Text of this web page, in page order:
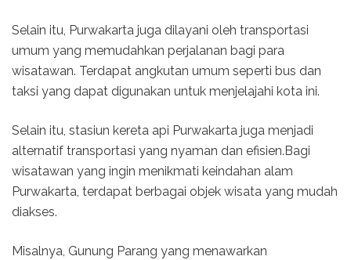
Selain itu, Purwakarta juga dilayani oleh transportasi
umum yang memudahkan perjalanan bagi para
wisatawan. Terdapat angkutan umum seperti bus dan
taksi yang dapat digunakan untuk menjelajahi kota ini.
Selain itu, stasiun kereta api Purwakarta juga menjadi
alternatif transportasi yang nyaman dan efisien.Bagi
wisatawan yang ingin menikmati keindahan alam
Purwakarta, terdapat berbagai objek wisata yang mudah
diakses.
Misalnya, Gunung Parang yang menawarkan